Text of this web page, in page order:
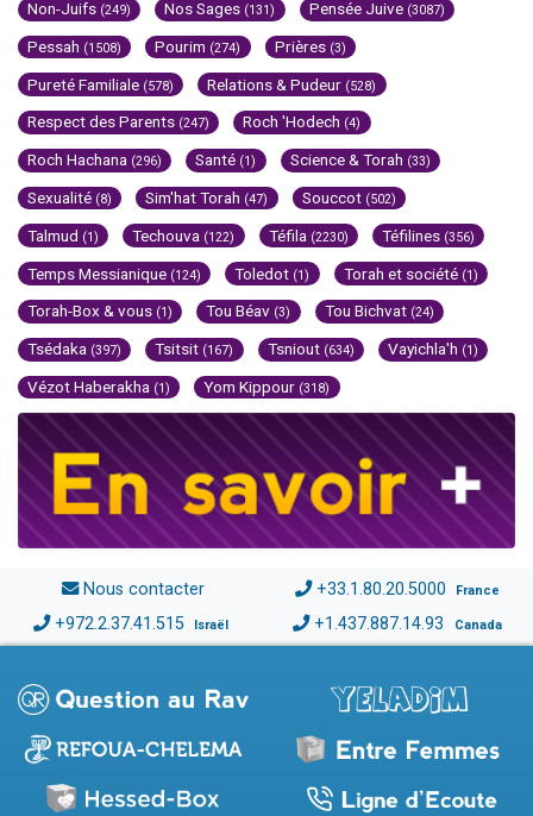
Non-Juifs (249) Nos Sages (131) Pensée Juive (3087)
Pessah (1508) Pourim (274) Prières (3)
Pureté Familiale (578) Relations & Pudeur (528)
Respect des Parents (247) Roch 'Hodech (4)
Roch Hachana (296) Santé (1) Science & Torah (33)
Sexualité (8) Sim'hat Torah (47) Souccot (502)
Talmud (1) Techouva (122) Téfila (2230) Téfilines (356)
Temps Messianique (124) Toledot (1) Torah et société (1)
Torah-Box & vous (1) Tou Béav (3) Tou Bichvat (24)
Tsédaka (397) Tsitsit (167) Tsniout (634) Vayichla'h (1)
Vézot Haberakha (1) Yom Kippour (318)
Nous contacter +33.1.80.20.5000 France
+972.2.37.41.515 Israël +1.437.887.14.93 Canada